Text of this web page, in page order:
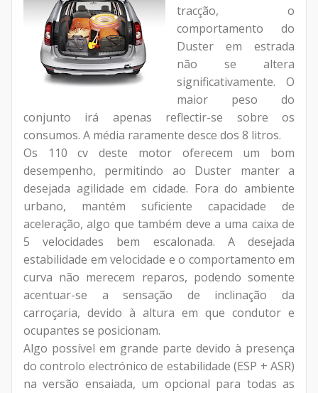
tracção, o
comportamento do
Duster em estrada
não se altera
significativamente. O
maior peso do
conjunto irá apenas reflectir-se sobre os
consumos. A média raramente desce dos 8 litros.
Os 110 cv deste motor oferecem um bom
desempenho, permitindo ao Duster manter a
desejada agilidade em cidade. Fora do ambiente
urbano, mantém suficiente capacidade de
aceleração, algo que também deve a uma caixa de
5 velocidades bem escalonada. A desejada
estabilidade em velocidade e o comportamento em
curva não merecem reparos, podendo somente
acentuar-se a sensação de inclinação da
carroçaria, devido à altura em que condutor e
ocupantes se posicionam.
Algo possível em grande parte devido à presença
do controlo electrónico de estabilidade (ESP + ASR)
na versão ensaiada, um opcional para todas as